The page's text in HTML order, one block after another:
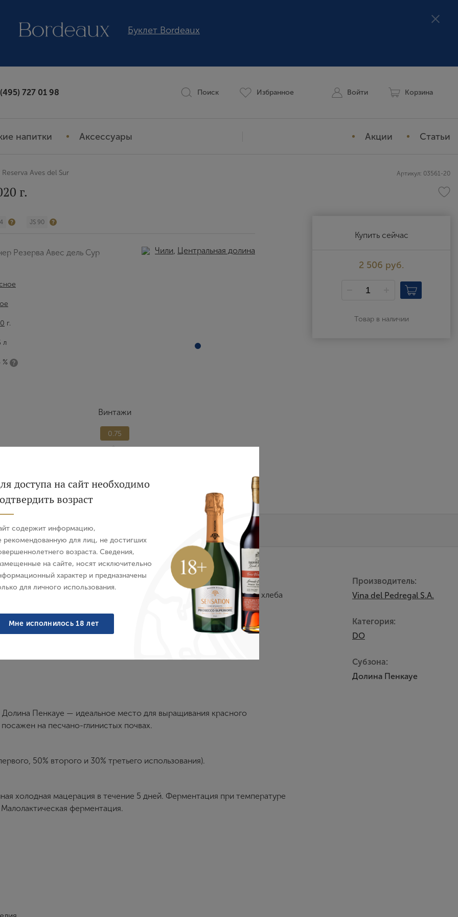
Буклет Bordeaux
727 01 98 Поиск Избранное Войти
Выйти
Корзина
напитки Аксессуары Акции Статьи
Aves del Sur
г.
Артикул: 03561-20
JS 90
Резерва Авес дель Сур Чили, Центральная долина
г.
л
%
Винтажи
0.75
Характеристики
вишни и чернослива переплетаются с нотками жареного хлеба
специй и темного шоколада.
Пенкауе — идеальное место для выращивания красного
на песчано-глинистых почвах.
50% второго и 30% третьего использования).
холодная мацерация в течение 5 дней. Ферментация при температуре
ферментация.
Производитель:
Vina del Pedregal S.A.
Категория:
DO
Субзона:
Долина Пенкауе
Купить сейчас
2 506 руб.
Товар в наличии
доступа на сайт необходимо
возраст
содержит информацию,
рекомендованную для лиц, не достигших
возраста. Сведения,
на сайте, носят исключительно
характер и предназначены
для личного использования.
Мне исполнилось 18 лет
Авторизация
Пароль
Забыли пароль?
Имя
Пароль